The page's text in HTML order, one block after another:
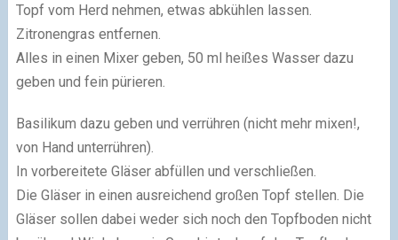
Topf vom Herd nehmen, etwas abkühlen lassen.
Zitronengras entfernen.
Alles in einen Mixer geben, 50 ml heißes Wasser dazu
geben und fein pürieren.
Basilikum dazu geben und verrühren (nicht mehr mixen!,
von Hand unterrühren).
In vorbereitete Gläser abfüllen und verschließen.
Die Gläser in einen ausreichend großen Topf stellen. Die
Gläser sollen dabei weder sich noch den Topfboden nicht